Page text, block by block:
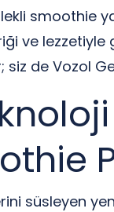
smoothie
ve
siz de Vozol
süsleyen